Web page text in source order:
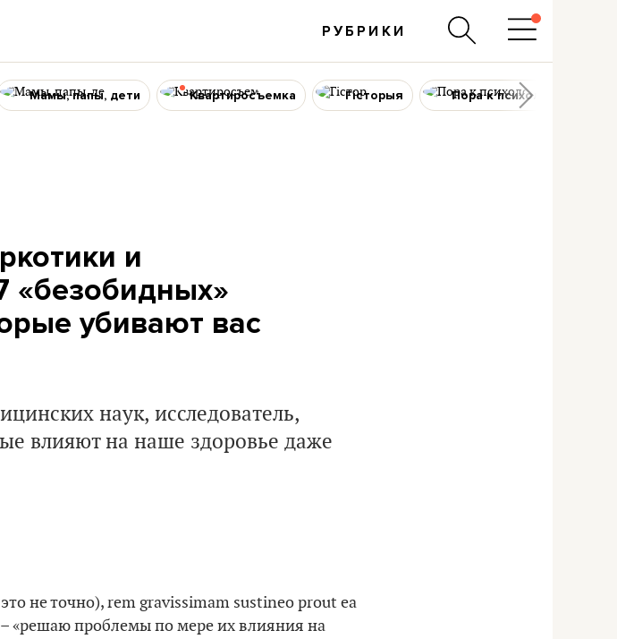
РУБРИКИ
Мамы, папы, дети Квартиросъемка Гісторыя Пора к психологу
и
«безобидных»
убивают вас
наук, исследователь,
влияют на наше здоровье даже
не точно), rem gravissimam sustineo prout ea
«решаю проблемы по мере их влияния на